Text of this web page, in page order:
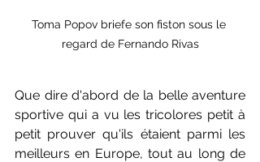
Toma Popov briefe son fiston sous le
regard de Fernando Rivas
Que dire d'abord de la belle aventure
sportive qui a vu les tricolores petit à
petit prouver qu'ils étaient parmi les
meilleurs en Europe, tout au long de